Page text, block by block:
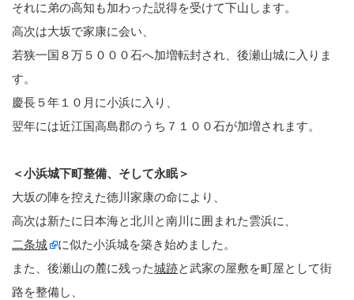
それに弟の高知も加わった説得を受けて下山します。
高次は大坂で家康に会い、
若狭一国８万５０００石へ加増転封され、後瀬山城に入りま
す。
慶長５年１０月に小浜に入り、
翌年には近江国高島郡のうち７１００石が加増されます。
＜小浜城下町整備、そして永眠＞
大坂の陣を控えた徳川家康の命により、
高次は新たに日本海と北川と南川に囲まれた雲浜に、
二条城
に似た小浜城を築き始めました。
また、後瀬山の麓に残った城跡と武家の屋敷を町屋として街
路を整備し、